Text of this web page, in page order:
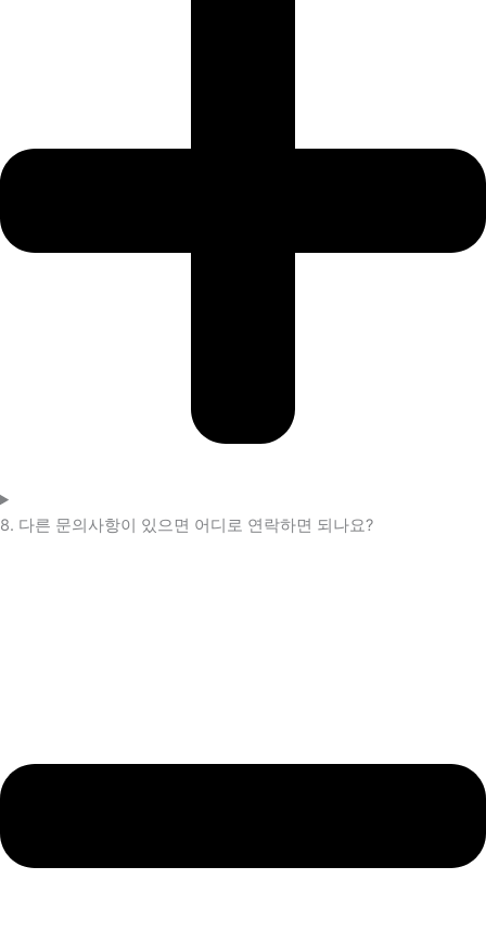
8. 다른 문의사항이 있으면 어디로 연락하면 되나요?